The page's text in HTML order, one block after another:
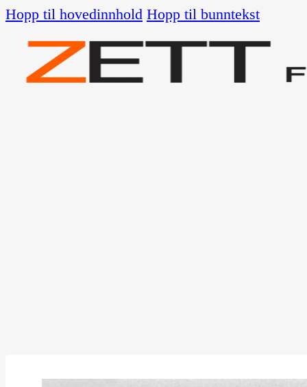
Hopp til hovedinnhold Hopp til bunntekst